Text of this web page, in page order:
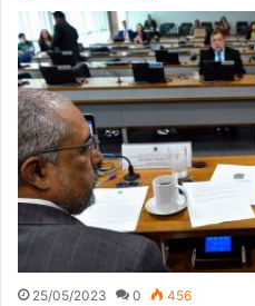
25/05/2023 0 456